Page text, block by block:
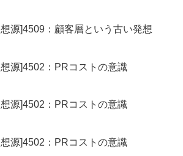
想源]4509：顧客層という古い発想
想源]4502：PRコストの意識
想源]4502：PRコストの意識
想源]4502：PRコストの意識